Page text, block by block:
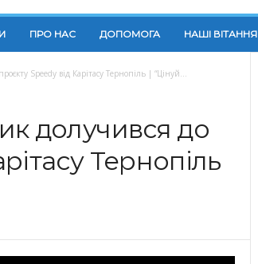
ПРО НАС ДОПОМОГА НАШІ ВІТАННЯ
Speedy від Карітасу Тернопіль | “Цінуй...
долучився до
Тернопіль